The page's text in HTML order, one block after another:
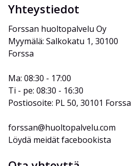
Yhteystiedot
Forssan huoltopalvelu Oy
Myymälä: Salkokatu 1, 30100
Forssa
Ma: 08:30 - 17:00
Ti - pe: 08:30 - 16:30
Postiosoite: PL 50, 30101 Forssa
forssan@huoltopalvelu.com
Löydä meidät facebookista